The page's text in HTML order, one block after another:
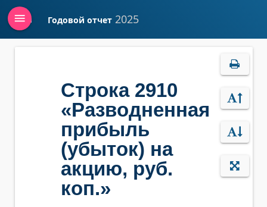
Войти Годовой отчет 2025
menu
Строка 2910
«Разводненная
прибыль
(убыток) на
акцию, руб.
коп.»